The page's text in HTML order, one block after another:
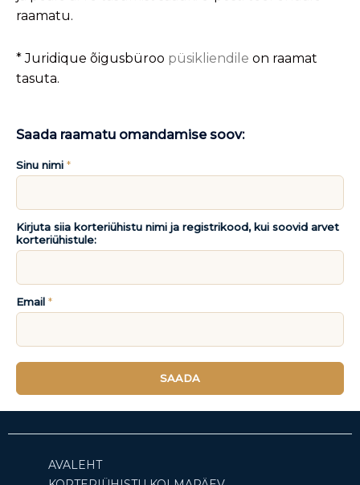
raamatu.
* Juridique õigusbüroo püsikliendile on raamat
tasuta.
Saada raamatu omandamise soov:
Sinu nimi *
Kirjuta siia korteriühistu nimi ja registrikood, kui soovid arvet
korteriühistule:
Email *
SAADA
AVALEHT